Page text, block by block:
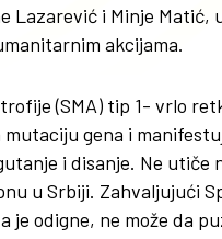
Lazarević i Minje Matić,
akcijama.
(SMA) tip 1- vrlo
gena i
i disanje. Ne utiče
u Srbiji. Zahvaljujući
odigne, ne može da